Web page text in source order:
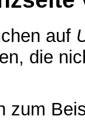
auf
die
zum